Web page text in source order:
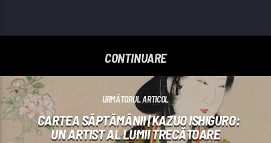
CONTINUARE
URMĂTORUL ARTICOL
CARTEA SĂPTĂMÂNII | KAZUO ISHIGURO:
UN ARTIST AL LUMII TRECĂTOARE